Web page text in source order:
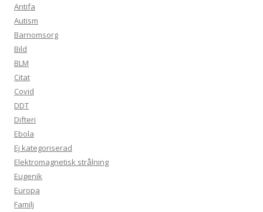
Antifa
Autism
Barnomsorg
Bild
BLM
Citat
Covid
DDT
Difteri
Ebola
Ej kategoriserad
Elektromagnetisk strålning
Eugenik
Europa
Familj